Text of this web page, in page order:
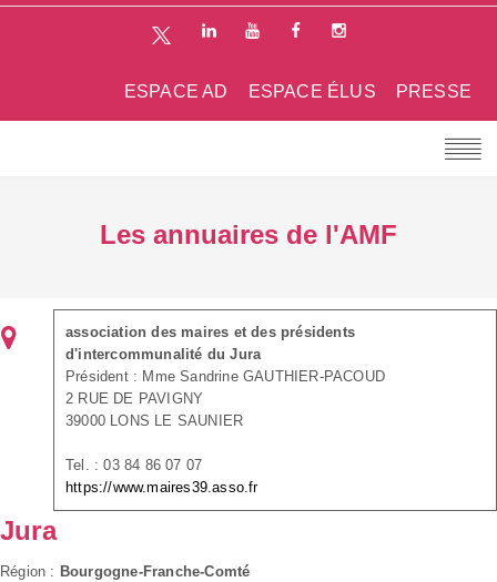
PRESSE
ESPACE ÉLUS
ESPACE AD
Les annuaires de l'AMF
association des maires et des présidents
d'intercommunalité du Jura
Président : Mme Sandrine GAUTHIER-PACOUD
2 RUE DE PAVIGNY
39000 LONS LE SAUNIER
Tel. : 03 84 86 07 07
https://www.maires39.asso.fr
Jura
Région : Bourgogne-Franche-Comté